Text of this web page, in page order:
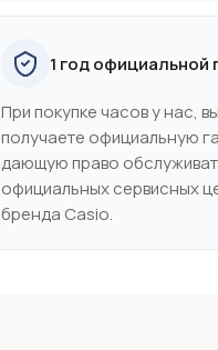
1 год официальной
При покупке часов у нас, вы
получаете официальную
дающую право
официальных сервисных
бренда Casio.